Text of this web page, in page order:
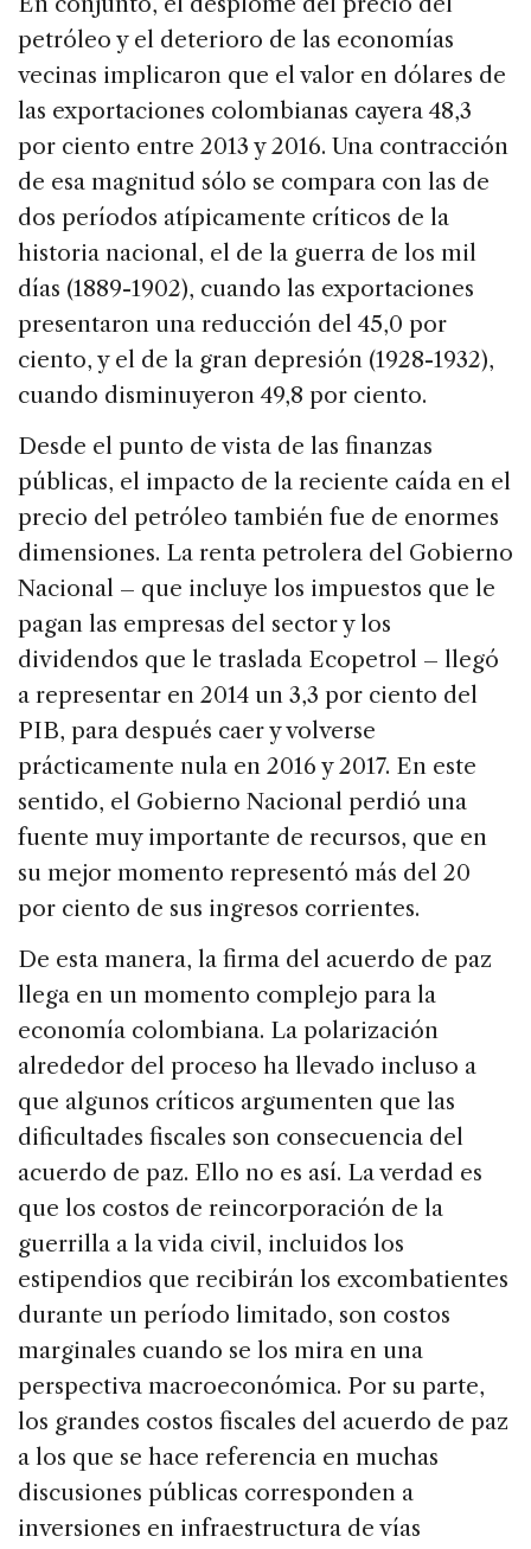
petróleo y el deterioro de las economías
vecinas implicaron que el valor en dólares de
las exportaciones colombianas cayera 48,3
por ciento entre 2013 y 2016. Una contracción
de esa magnitud sólo se compara con las de
dos períodos atípicamente críticos de la
historia nacional, el de la guerra de los mil
días (1889-1902), cuando las exportaciones
presentaron una reducción del 45,0 por
ciento, y el de la gran depresión (1928-1932),
cuando disminuyeron 49,8 por ciento.
Desde el punto de vista de las finanzas
públicas, el impacto de la reciente caída en el
precio del petróleo también fue de enormes
dimensiones. La renta petrolera del Gobierno
Nacional – que incluye los impuestos que le
pagan las empresas del sector y los
dividendos que le traslada Ecopetrol – llegó
a representar en 2014 un 3,3 por ciento del
PIB, para después caer y volverse
prácticamente nula en 2016 y 2017. En este
sentido, el Gobierno Nacional perdió una
fuente muy importante de recursos, que en
su mejor momento representó más del 20
por ciento de sus ingresos corrientes.
De esta manera, la firma del acuerdo de paz
llega en un momento complejo para la
economía colombiana. La polarización
alrededor del proceso ha llevado incluso a
que algunos críticos argumenten que las
dificultades fiscales son consecuencia del
acuerdo de paz. Ello no es así. La verdad es
que los costos de reincorporación de la
guerrilla a la vida civil, incluidos los
estipendios que recibirán los excombatientes
durante un período limitado, son costos
marginales cuando se los mira en una
perspectiva macroeconómica. Por su parte,
los grandes costos fiscales del acuerdo de paz
a los que se hace referencia en muchas
discusiones públicas corresponden a
inversiones en infraestructura de vías